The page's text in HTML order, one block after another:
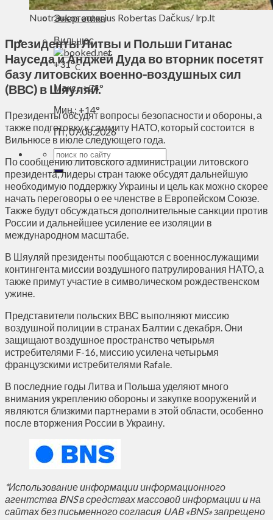
Технологии
Энергетика
Вильнюс
+31°C
Макс.:+24°
Мин.: +14°
Пт, 07.08.2026
Nuotraukos autorius Robertas Dačkus/ lrp.lt
Президенты Литвы и Польши Гитанас
Науседа и Анджей Дуда во вторник посетят
базу литовских военно-воздушных сил
(ВВС) в Шяуляй.
Президенты обсудят вопросы безопасности и обороны, а
также подготовку к саммиту НАТО, который состоится в
Вильнюсе в июле следующего года.
По сообщению литовского администрации литовского
президента, лидеры стран также обсудят дальнейшую
необходимую поддержку Украины и цель как можно скорее
начать переговоры о ее членстве в Европейском Союзе.
Также будут обсуждаться дополнительные санкции против
России и дальнейшее усиление ее изоляции в
международном масштабе.
В Шяуляй президенты пообщаются с военнослужащими
контингента миссии воздушного патрулирования НАТО, а
также примут участие в символическом рождественском
ужине.
Представители польских ВВС выполняют миссию
воздушной полиции в странах Балтии с декабря. Они
защищают воздушное пространство четырьмя
истребителями F-16, миссию усилена четырьмя
французскими истребителями Rafale.
В последние годы Литва и Польша уделяют много
внимания укреплению обороны и закупке вооружений и
являются близкими партнерами в этой области, особенно
после вторжения России в Украину.
*Использование информации информационного
агентства BNS в средствах массовой информации и на
сайтах без письменного согласия UAB «BNS» запрещено